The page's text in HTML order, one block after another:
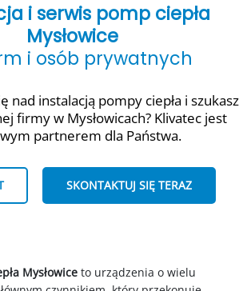
i serwis pomp ciepła
Mysłowice
i osób prywatnych
nad instalacją pompy ciepła i szukasz
firmy w Mysłowicach? Klivatec jest
partnerem dla Państwa.
SKONTAKTUJ SIĘ TERAZ
Mysłowiceto urządzenia o wielu